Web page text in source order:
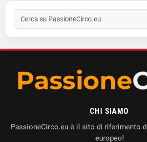
CHI SIAMO
PassioneCirco.eu è il sito di riferimento
europeo!